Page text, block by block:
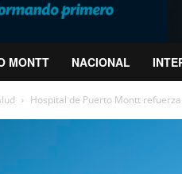
MONTT NACIONAL
Hospital de Puerto Montt